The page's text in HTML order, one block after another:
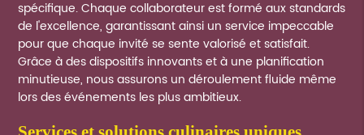
spécifique. Chaque collaborateur est formé aux standards
de l'excellence, garantissant ainsi un service impeccable
pour que chaque invité se sente valorisé et satisfait.
Grâce à des dispositifs innovants et à une planification
minutieuse, nous assurons un déroulement fluide même
lors des événements les plus ambitieux.